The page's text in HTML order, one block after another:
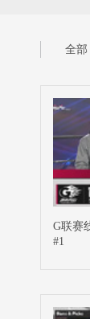
全部
G联赛
#1